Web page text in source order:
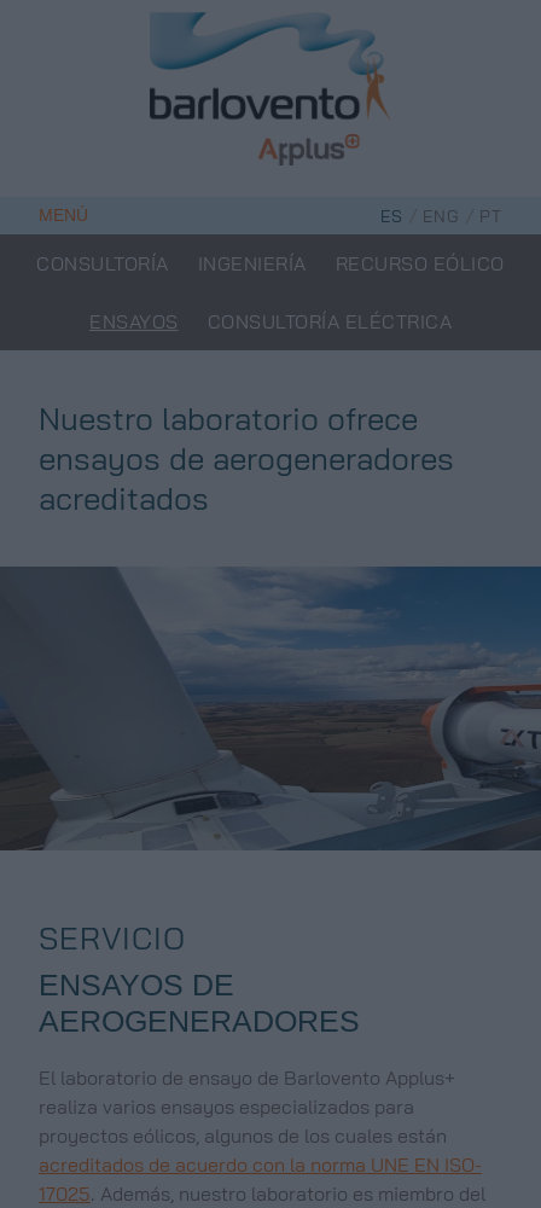
MENÚ ES ENG PT
CONSULTORÍA INGENIERÍA RECURSO EÓLICO
ENSAYOS CONSULTORÍA ELÉCTRICA
Nuestro laboratorio ofrece
ensayos de aerogeneradores
acreditados
SERVICIO
ENSAYOS DE
AEROGENERADORES
El laboratorio de ensayo de Barlovento Applus+
realiza varios ensayos especializados para
proyectos eólicos, algunos de los cuales están
acreditados de acuerdo con la norma UNE EN ISO-
17025. Además, nuestro laboratorio es miembro del